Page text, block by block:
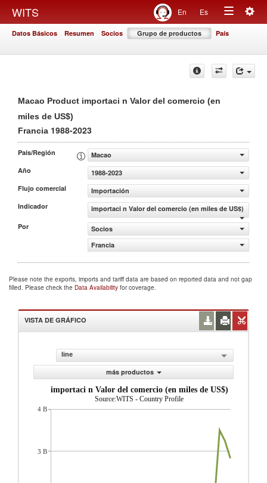
WITS En Es
Toggle
Datos Básicos Resumen Socios Grupo de productos País
Macao Product importaci n Valor del comercio (en
miles de US$)
Francia 1988-2023
País/Región
Macao
Año
1988-2023
Flujo comercial
Importación
Indicador
importaci n Valor del comercio (en miles de US$)
Por
Socios
Francia
Please note the exports, imports and tariff data are based on reported data and not gap
filled. Please check the Data Availability for coverage.
VISTA DE GRÁFICO
line
más productos
importaci n Valor del comercio (en miles de US$)
Source:WITS - Country Profile
4 B
3 B